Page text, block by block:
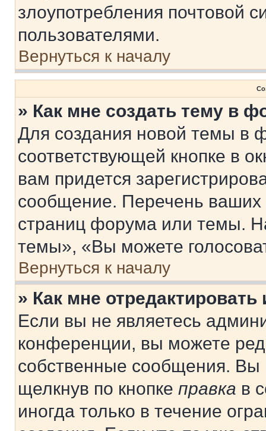
злоупотребления почтовой
пользователями.
Вернуться к началу
» Как мне создать тему в
Для создания новой темы в
соответствующей кнопке в
вам придется
сообщение. Перечень ваших
страниц форума или темы.
темы», «Вы можете
Вернуться к началу
» Как мне
Если вы не являетесь
конференции, вы можете
собственные сообщения. Вы
щелкнув по кнопке правка в
иногда только в течение